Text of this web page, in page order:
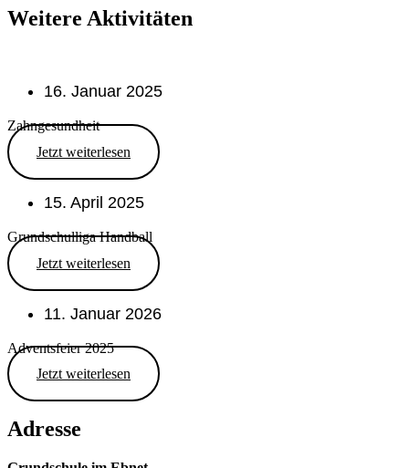
Weitere Aktivitäten
16. Januar 2025
Zahngesundheit
Jetzt weiterlesen
15. April 2025
Grundschulliga Handball
Jetzt weiterlesen
11. Januar 2026
Adventsfeier 2025
Jetzt weiterlesen
Adresse